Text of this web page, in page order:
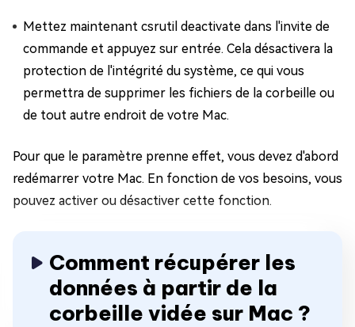
Mettez maintenant csrutil deactivate dans l'invite de
commande et appuyez sur entrée. Cela désactivera la
protection de l'intégrité du système, ce qui vous
permettra de supprimer les fichiers de la corbeille ou
de tout autre endroit de votre Mac.
Pour que le paramètre prenne effet, vous devez d'abord
redémarrer votre Mac. En fonction de vos besoins, vous
pouvez activer ou désactiver cette fonction.
Comment récupérer les
données à partir de la
corbeille vidée sur Mac ?